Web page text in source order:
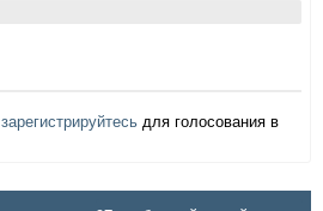
зарегистрируйтесь для голосования в